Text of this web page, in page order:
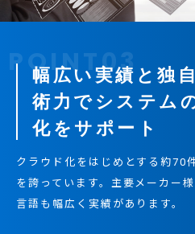
幅広い実績と独
術力でシステム
化をサポート
クラウド化をはじめとする約70
を誇っています。主要メーカー
言語も幅広く実績があります。